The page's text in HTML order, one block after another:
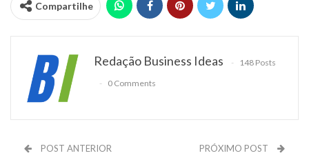
Compartilhe
Redação Business Ideas
148 Posts
0 Comments
POST ANTERIOR PRÓXIMO POST